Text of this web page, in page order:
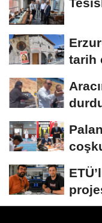
tarih